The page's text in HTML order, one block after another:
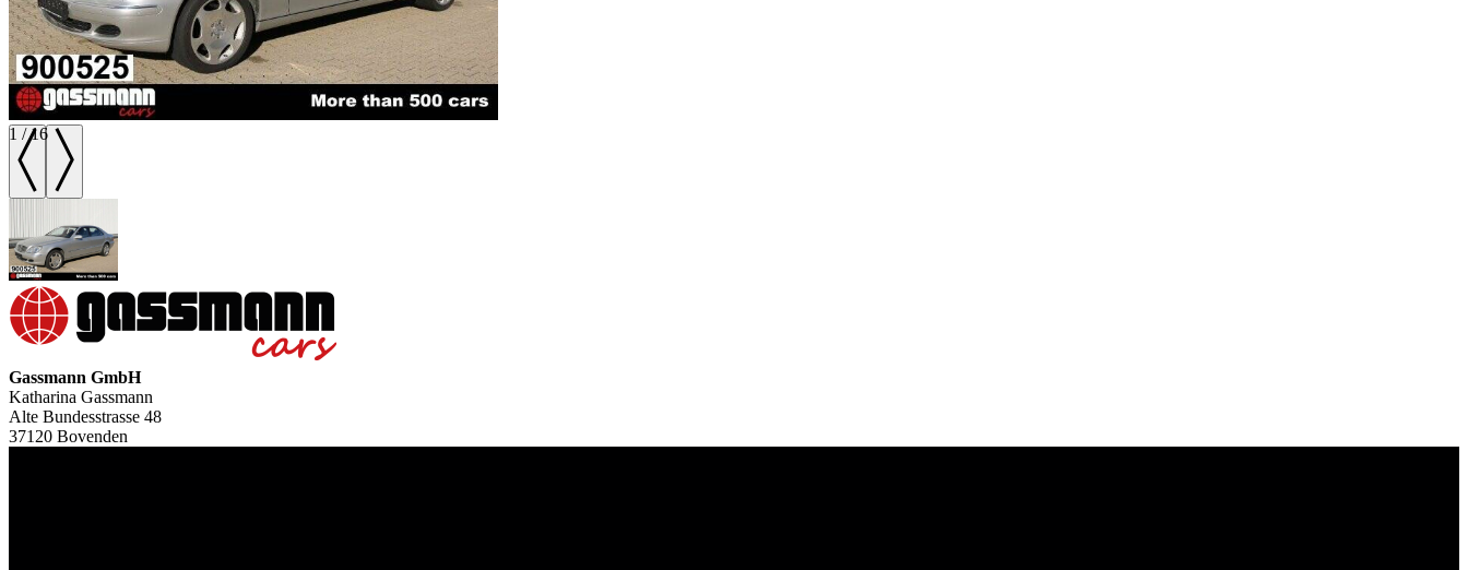
1 /16
Gassmann GmbH
Katharina Gassmann
Alte Bundesstrasse 48
37120 Bovenden